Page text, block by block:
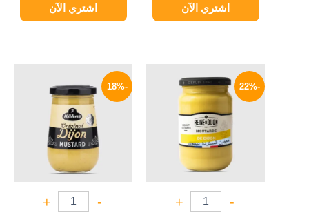
اشتري الآن اشتري الآن
-22%
-
+
الأصلي
هو:
الحالي
هو:
195 EGP.
-18%
-
+
هو:
200 EGP.
هو:
165 EGP.